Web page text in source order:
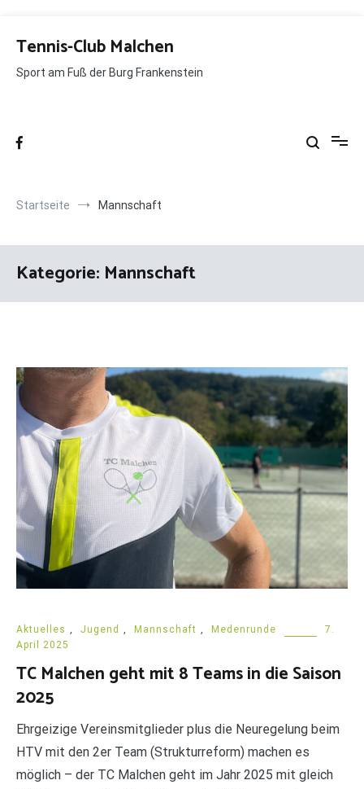
Inhalt
springen
Tennis-Club Malchen
Sport am Fuß der Burg Frankenstein
Startseite Mannschaft
Kategorie: Mannschaft
Aktuelles , Jugend , Mannschaft , Medenrunde
7.
April 2025
TC Malchen geht mit 8 Teams in die Saison
2025
Ehrgeizige Vereinsmitglieder plus die Neuregelung beim
HTV mit den 2er Team (Strukturreform) machen es
möglich – der TC Malchen geht im Jahr 2025 mit gleich